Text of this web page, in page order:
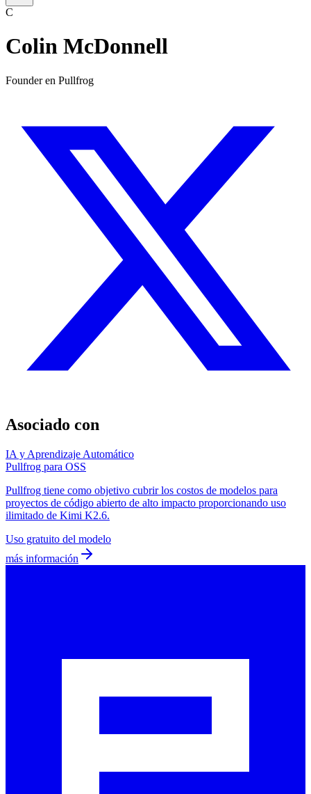
C
Colin McDonnell
Founder en Pullfrog
Asociado con
IA y Aprendizaje Automático
Pullfrog para OSS
Pullfrog tiene como objetivo cubrir los costos de modelos para
proyectos de código abierto de alto impacto proporcionando uso
ilimitado de Kimi K2.6.
Uso gratuito del modelo
más información